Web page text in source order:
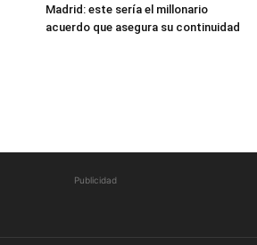
Madrid: este sería el millonario
acuerdo que asegura su continuidad
Publicidad